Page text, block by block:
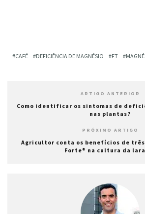
CAFÉ DEFICIÊNCIA DE MAGNÉSIO FT
ARTIGO ANTERIOR
Como identificar os sintomas de
nas plantas?
PRÓXIMO ARTIGO
Agricultor conta os benefícios de três
Forte® na cultura da